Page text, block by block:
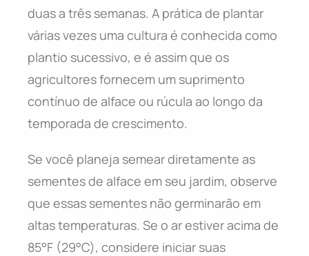
duas a três semanas. A prática de plantar
várias vezes uma cultura é conhecida como
plantio sucessivo, e é assim que os
agricultores fornecem um suprimento
contínuo de alface ou rúcula ao longo da
temporada de crescimento.
Se você planeja semear diretamente as
sementes de alface em seu jardim, observe
que essas sementes não germinarão em
altas temperaturas. Se o ar estiver acima de
85°F (29°C), considere iniciar suas